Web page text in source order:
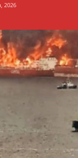
2026